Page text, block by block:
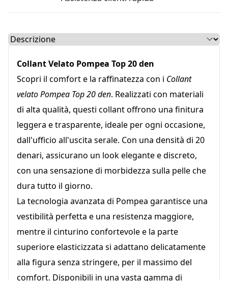
Select a tab
Collant Velato Pompea Top 20 den
Scopri il comfort e la raffinatezza con i Collant
velato Pompea Top 20 den. Realizzati con materiali
di alta qualità, questi collant offrono una finitura
leggera e trasparente, ideale per ogni occasione,
dall'ufficio all'uscita serale. Con una densità di 20
denari, assicurano un look elegante e discreto,
con una sensazione di morbidezza sulla pelle che
dura tutto il giorno.
La tecnologia avanzata di Pompea garantisce una
vestibilità perfetta e una resistenza maggiore,
mentre il cinturino confortevole e la parte
superiore elasticizzata si adattano delicatamente
alla figura senza stringere, per il massimo del
comfort. Disponibili in una vasta gamma di